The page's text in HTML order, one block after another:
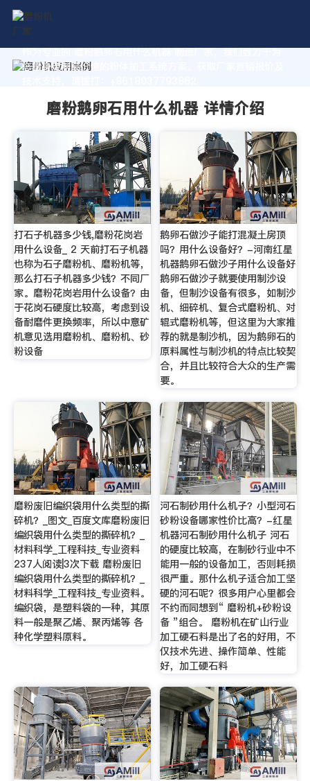
作为专业的 磨粉鹅卵石用什么机器 制造厂家，我们致力于为
您量身定制高价值的粉体加工系统方案。获取厂家直销报价及
磨粉鹅卵石用什么机器 详情介绍
打石子机器多少钱,磨粉花岗岩
用什么设备_ 2 天前打石子机器
也称为石子磨粉机、磨粉机等，
那么打石子机器多少钱？不同厂
家。磨粉花岗岩用什么设备？由
于花岗石硬度比较高，考虑到设
备耐磨件更换频率，所以中意矿
机意见选用磨粉机、磨粉机、砂
粉设备
鹅卵石做沙子能打混凝土房顶
吗？用什么设备好？-河南红星
机器鹅卵石做沙子用什么设备好
鹅卵石做沙子就要使用制沙设
备，但制沙设备有很多，如制沙
机、细碎机、复合式磨粉机、对
辊式磨粉机等，但这里为大家推
荐的就是制沙机，因为鹅卵石的
原料属性与制沙机的特点比较契
合，并且比较符合大众的生产需
要。
磨粉废旧编织袋用什么类型的撕
碎机？_图文_百度文库磨粉废旧
编织袋用什么类型的撕碎机？_
材料科学_工程科技_专业资料
237人阅读|3次下载 磨粉废旧
编织袋用什么类型的撕碎机？_
材料科学_工程科技_专业资料。
编织袋，是塑料袋的一种，其原
料一般是聚乙烯、聚丙烯等 各
种化学塑料原料。
河石制砂用什么机子？小型河石
砂粉设备哪家性价比高？-红星
机器河石制砂用什么机子 河石
的硬度比较高，在制砂行业中不
能用一般的设备加工，否则耗损
很严重。那什么机子适合加工坚
硬的河石呢？很多用户心里都会
不约而同想到“ 磨粉机+砂粉设
备 ”组合。 磨粉机在矿山行业
加工硬石料是出了名的好用，不
仅技术先进、操作简单、性能
好，加工硬石料